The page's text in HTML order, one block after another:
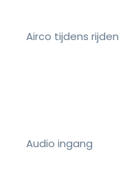
Airco tijdens rijden
Audio ingang